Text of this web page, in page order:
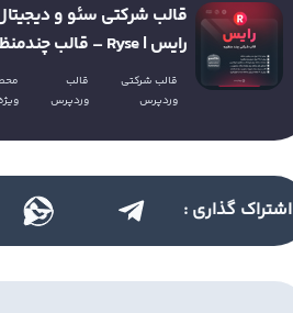
قالب شرکتی سئو و
رایس | Ryse – قالب چندمنظوره وردپرس
قالب شرکتی
وردپرس
قالب
وردپرس
اشتراک گذاری :